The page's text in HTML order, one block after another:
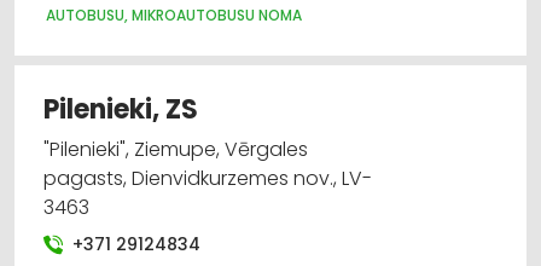
AUTOBUSU, MIKROAUTOBUSU NOMA
Pilenieki, ZS
"Pilenieki", Ziemupe, Vērgales
pagasts, Dienvidkurzemes nov., LV-
3463
+371 29124834